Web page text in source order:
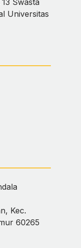
Swasta
Universitas
Kec.
60265